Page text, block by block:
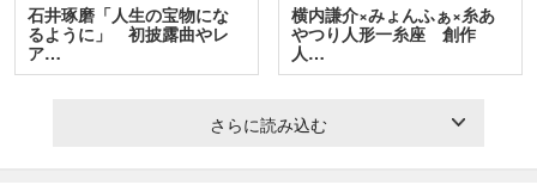
石井琢磨「人生の宝物にな
るように」 初披露曲やレ
ア…
横内謙介×みょんふぁ×糸あ
やつり人形一糸座 創作
人…
さらに読み込む